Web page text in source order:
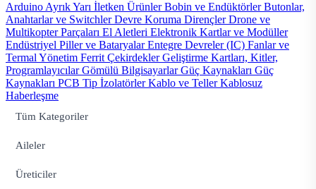
Arduino Ayrık Yarı İletken ÜrünlerBobin ve EndüktörlerButonlar,
Anahtarlar ve SwitchlerDevre Koruma DirençlerDrone ve
Multikopter Parçaları El Aletleri Elektronik Kartlar ve Modüller
Endüstriyel Piller ve BataryalarEntegre Devreler (IC) Fanlar ve
Termal Yönetim Ferrit ÇekirdeklerGeliştirme Kartları, Kitler,
ProgramlayıcılarGömülü BilgisayarlarGüç Kaynakları Güç
Kaynakları PCB Tip İzolatörlerKablo ve TellerKablosuz
Haberleşme
Tüm Kategoriler
Aileler
Üreticiler